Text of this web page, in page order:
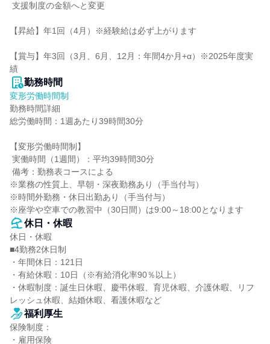
【昇給】年1回（4月）※経験給は必ず上がります
【賞与】年3回（3月、6月、12月：年間4か月+α）※2025年度実
績
勤務時間
変形労働時間制
勤務時間詳細
総労働時間：1週あたり39時間30分
【変形労働時間制】
※業務の性質上、早朝・深夜勤務あり（手当付与）
※時間外勤務・休日出勤あり（手当付与）
※座学や空車での教習中（30日間）は9:00～18:00となります
休日・休暇
休日・休暇
■4勤務2休日制
・年間休日：121日
・有給休暇：10日（※有給消化率90％以上）
・休暇制度：誕生日休暇、慶弔休暇、育児休暇、介護休暇、リフ
レッシュ休暇、結婚休暇、看護休暇など
福利厚生
保険制度：
・雇用保険